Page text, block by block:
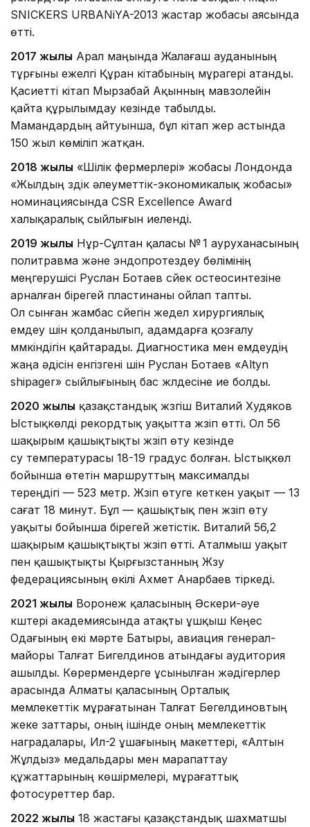
SNICKERS URBANiYA-2013 жастар жобасы аясында
өтті.
2017 жылы Арал маңында Жалағаш ауданының
тұрғыны ежелгі Құран кітабының мұрагері атанды.
Қасиетті кітап Мырзабай Ақынның мавзолейін
қайта құрылымдау кезінде табылды.
Мамандардың айтуынша, бұл кітап жер астында
150 жыл көміліп жатқан.
2018 жылы «Шілік фермерлері» жобасы Лондонда
«Жылдың үздік әлеуметтік-экономикалық жобасы»
номинациясында CSR Excellence Award
халықаралық сыйлығын иеленді.
2019 жылы Нұр-Сұлтан қаласы № 1 ауруханасының
политравма және эндопротездеу бөлімінің
меңгерушісі Руслан Ботаев сүйек остеосинтезіне
арналған бірегей пластинаны ойлап тапты.
Ол сынған жамбас сүйегін жедел хирургиялық
емдеу үшін қолданылып, адамдарға қозғалу
мүмкіндігін қайтарады. Диагностика мен емдеудің
жаңа әдісін енгізгені үшін Руслан Ботаев «Altyn
shipager» сыйлығының бас жүлдесіне ие болды.
2020 жылы қазақстандық жүзгіш Виталий Худяков
Ыстықкөлді рекордтық уақытта жүзіп өтті. Ол 56
шақырым қашықтықты жүзіп өту кезінде
су температурасы 18-19 градус болған. Ыстықкөл
бойынша өтетін маршруттың максималды
тереңдігі — 523 метр. Жүзіп өтуге кеткен уақыт — 13
сағат 18 минут. Бұл — қашықтық пен жүзіп өту
уақыты бойынша бірегей жетістік. Виталий 56,2
шақырым қашықтықты жүзіп өтті. Аталмыш уақыт
пен қашықтықты Қырғызстанның Жүзу
федерациясының өкілі Ахмет Анарбаев тіркеді.
2021 жылы Воронеж қаласының Әскери-әуе
күштері академиясында атақты ұшқыш Кеңес
Одағының екі мәрте Батыры, авиация генерал-
майоры Талғат Бигелдинов атындағы аудитория
ашылды. Көрермендерге ұсынылған жәдігерлер
арасында Алматы қаласының Орталық
мемлекеттік мұрағатынан Талғат Бегелдиновтың
жеке заттары, оның ішінде оның мемлекеттік
наградалары, Ил-2 ұшағының макеттері, «Алтын
Жұлдыз» медальдары мен марапаттау
құжаттарының көшірмелері, мұрағаттық
фотосуреттер бар.
2022 жылы 18 жастағы қазақстандық шахматшы